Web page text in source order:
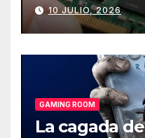
10 JULIO, 2026
GAMING ROOM
La cagada